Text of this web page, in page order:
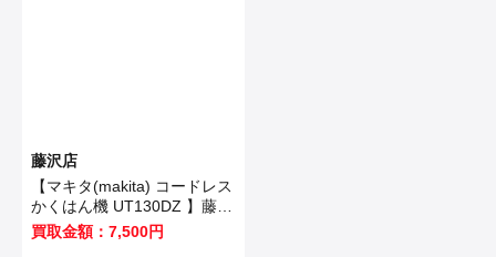
藤沢店
【マキタ(makita) コードレス
かくはん機 UT130DZ 】藤沢
市のお客様から買取させてい
ただきました！
買取金額：7,500円